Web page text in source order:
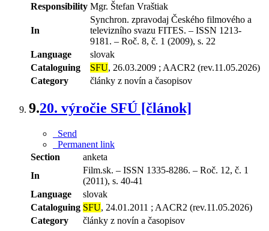
Responsibility Mgr. Štefan Vraštiak
In
Synchron. zpravodaj Českého filmového a
televizního svazu FITES. – ISSN 1213-
9181. – Roč. 8, č. 1 (2009), s. 22
Language
slovak
Cataloguing
SFU, 26.03.2009 ; AACR2 (rev.11.05.2026)
Category
články z novín a časopisov
9.20. výročie SFÚ [článok]
Send
Permanent link
Section
anketa
In
Film.sk. – ISSN 1335-8286. – Roč. 12, č. 1
(2011), s. 40-41
Language
slovak
Cataloguing SFU, 24.01.2011 ; AACR2 (rev.11.05.2026)
Category
články z novín a časopisov